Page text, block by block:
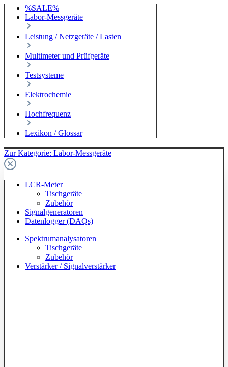
%SALE%
Labor-Messgeräte
Leistung / Netzgeräte / Lasten
Multimeter und Prüfgeräte
Testsysteme
Elektrochemie
Hochfrequenz
Lexikon / Glossar
Zur Kategorie: Labor-Messgeräte
LCR-Meter
Tischgeräte
Zubehör
Signalgeneratoren
Datenlogger (DAQs)
Spektrumanalysatoren
Tischgeräte
Zubehör
Verstärker / Signalverstärker